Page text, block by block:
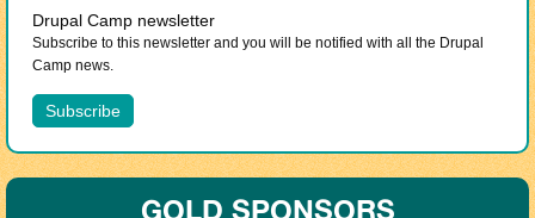
Drupal Camp newsletter
Subscribe to this newsletter and you will be notified with all the Drupal
Camp news.
GOLD SPONSORS